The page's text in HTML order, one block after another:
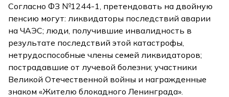
Согласно ФЗ №1244-1, претендовать на двойную
пенсию могут: ликвидаторы последствий аварии
на ЧАЭС; люди, получившие инвалидность в
результате последствий этой катастрофы,
нетрудоспособные члены семей ликвидаторов;
пострадавшие от лучевой болезни; участники
Великой Отечественной войны и награжденные
знаком «Жителю блокадного Ленинграда».